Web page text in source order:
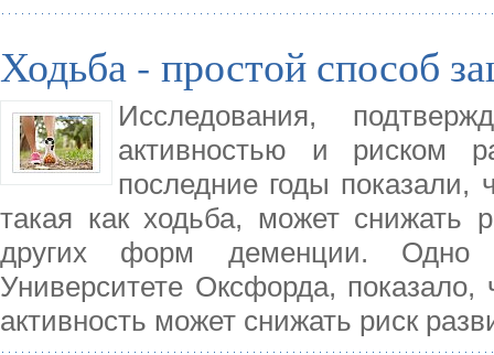
Ходьба - простой способ
Исследования,
активностью и риском
последние годы показали,
такая как ходьба, может снижать
других форм деменции. Одно
Университете Оксфорда, показало,
активность может снижать риск